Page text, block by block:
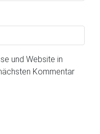
und Website in
Kommentar